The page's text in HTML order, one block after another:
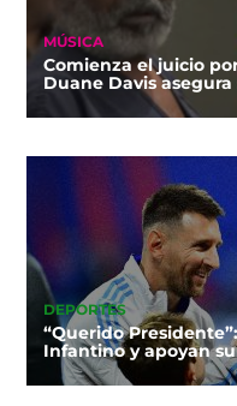
MÚSICA
Comienza el juicio
Duane Davis
DEPORTES
“Querido
Infantino y apoyan